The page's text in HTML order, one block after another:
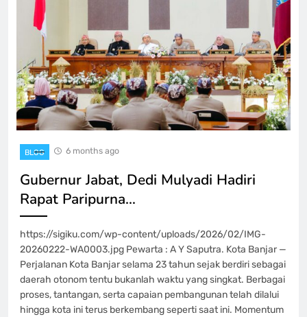
BLOG 6 months ago
Gubernur Jabat, Dedi Mulyadi Hadiri
Rapat Paripurna…
https://sigiku.com/wp-content/uploads/2026/02/IMG-
20260222-WA0003.jpg Pewarta : A Y Saputra. Kota Banjar —
Perjalanan Kota Banjar selama 23 tahun sejak berdiri sebagai
daerah otonom tentu bukanlah waktu yang singkat. Berbagai
proses, tantangan, serta capaian pembangunan telah dilalui
hingga kota ini terus berkembang seperti saat ini. Momentum